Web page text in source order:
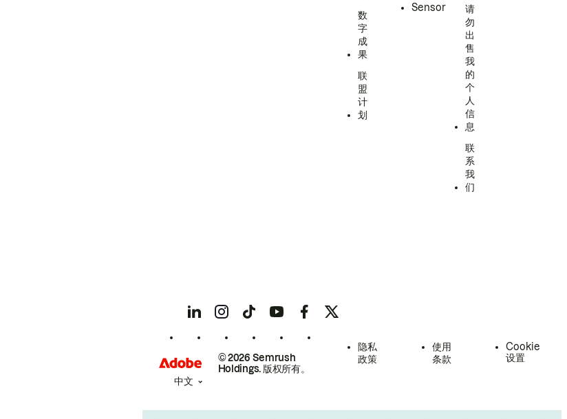
数
字
成
果
联
盟
计
划
Sensor
请
勿
出
售
我
的
个
人
信
息
联
系
我
们
© 2026 Semrush
Holdings. 版权所有。
隐私
政策
使用
条款
Cookie
设置
中文